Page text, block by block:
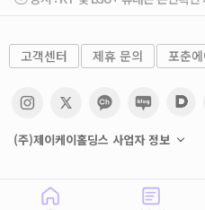
고객센터 제휴 문의 포춘
(주)제이케이홀딩스 사업자 정보